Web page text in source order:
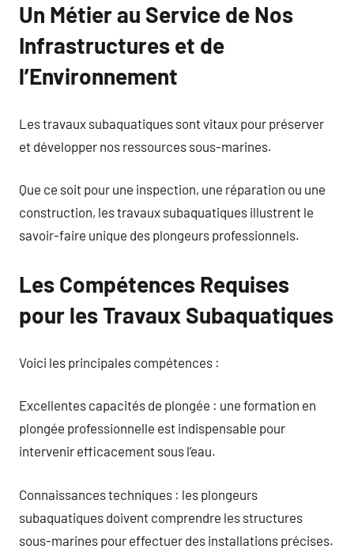
Un Métier au Service de Nos
Infrastructures et de
l’Environnement
Les travaux subaquatiques sont vitaux pour préserver
et développer nos ressources sous-marines.
Que ce soit pour une inspection, une réparation ou une
construction, les travaux subaquatiques illustrent le
savoir-faire unique des plongeurs professionnels.
Les Compétences Requises
pour les Travaux Subaquatiques
Voici les principales compétences :
Excellentes capacités de plongée : une formation en
plongée professionnelle est indispensable pour
intervenir efficacement sous l’eau.
Connaissances techniques : les plongeurs
subaquatiques doivent comprendre les structures
sous-marines pour effectuer des installations précises.